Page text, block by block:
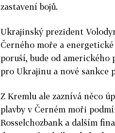
zastavení bojů.
Ukrajinský prezident
Černého moře a
poruší, bude od
pro Ukrajinu a nové sankce
Z Kremlu ale zaznívá něco
plavby v Černém moři
Rosselchozbank a dalším